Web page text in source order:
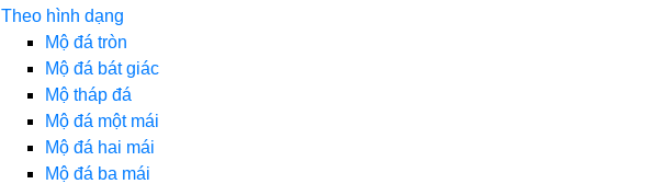
Theo hình dạng
Mộ đá tròn
Mộ đá bát giác
Mộ tháp đá
Mộ đá một mái
Mộ đá hai mái
Mộ đá ba mái